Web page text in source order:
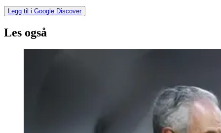
Legg til i Google Discover
Les også